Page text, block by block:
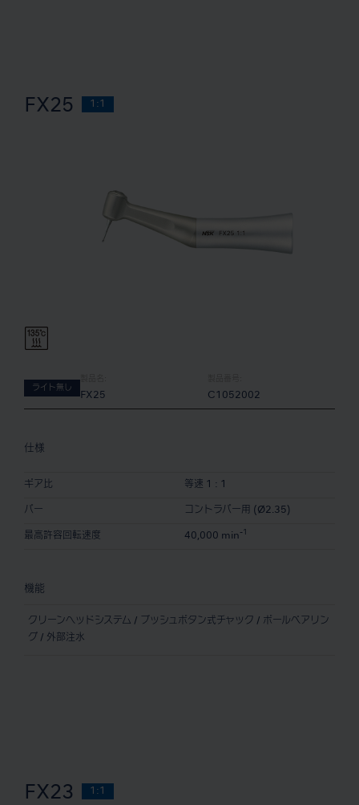
FX25 1:1
ライト無し
FX25 C1052002
仕様
ギア比 等速 1 : 1
バー コントラバー用 (Ø2.35)
最高許容回転速度 40,000 min -1
機能
クリーンヘッドシステム / プッシュボタン式チャック / ボールベアリン
グ / 外部注水
FX23 1:1